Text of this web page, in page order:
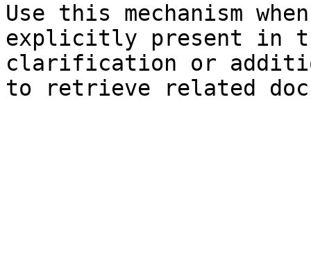
Use this mechanism
explicitly present in
clarification or